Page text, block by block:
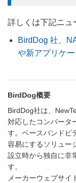
詳しくは下記ニュ
BirdDog 社、
や新アプリケ
BirdDog概要
BirdDog社は、
対応したコンバータ
す。ベースバンドビ
容易にするソリュー
設立時から独自に非
す。
メーカーウェブサイ